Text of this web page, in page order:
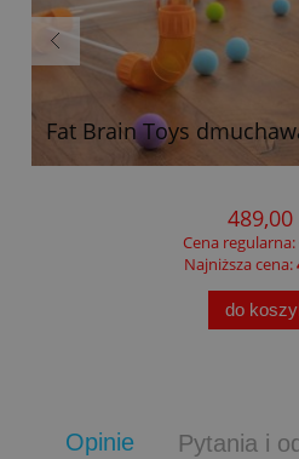
Fat Brain Toys
489,00
Cena regularna:
Najniższa cena:
do
Opinie Pytania i